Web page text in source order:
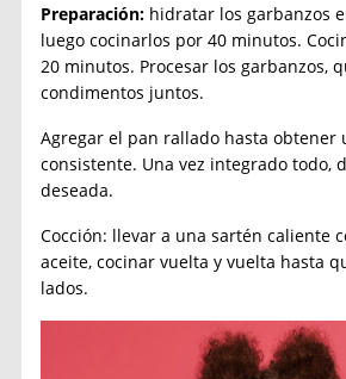
Preparación: hidratar los garbanzos
luego cocinarlos por 40 minutos.
20 minutos. Procesar los garbanzos,
condimentos juntos.
Agregar el pan rallado hasta obtener
consistente. Una vez integrado todo,
deseada.
Cocción: llevar a una sartén caliente
aceite, cocinar vuelta y vuelta hasta
lados.